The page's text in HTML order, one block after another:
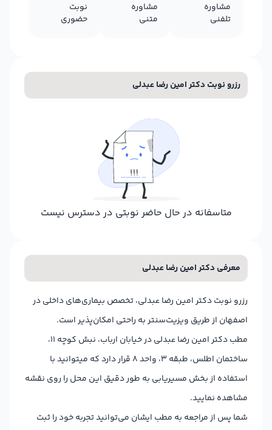
مشاوره
تلفنی
مشاوره
متنی
نوبت
حضوری
رزرو نوبت دکتر امین رضا عبدلی
متاسفانه در حال حاضر نوبتی در دسترس نیست
معرفی دکتر امین رضا عبدلی
رزرو نوبت دکتر امین رضا عبدلی، تخصص بیماری‌های داخلی در
اصفهان از طریق ویزیت‌سنتر به راحتی امکان‌پذیر است.
مطب دکتر امین رضا عبدلی در خیابان ارباب، نبش کوچه 11،
ساختمان اطلس، طبقه 3، واحد 8 قرار دارد که میتوانید با
استفاده از بخش مسیریابی به طور دقیق این محل را روی نقشه
مشاهده نمایید.
شما پس از مراجعه به مطب ایشان می‌توانید تجربه خود را ثبت